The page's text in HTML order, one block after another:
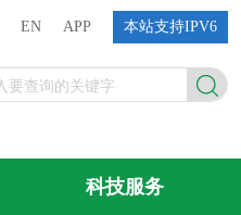
EN APP 本站支持IPV6
科技服务